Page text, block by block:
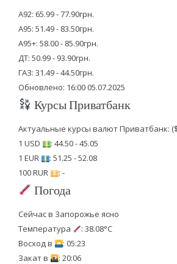
А92: 65.99 - 77.90грн.
А95: 51.49 - 83.50грн.
А95+: 58.00 - 85.90грн.
ДТ: 50.99 - 93.90грн.
ГАЗ: 31.49 - 44.50грн.
Обновлено: 16:00 05.07.2025
Курсы Приватбанк
Актуальные курсы валют Приватбанк:
1 USD
: 44.50 - 45.05
1 EUR
: 51.25 - 52.08
100 RUR
: -
Погода
Сейчас в Запорожье ясно
Температура
: 38.08°C
Восход в
: 05:23
Закат в
: 20:06